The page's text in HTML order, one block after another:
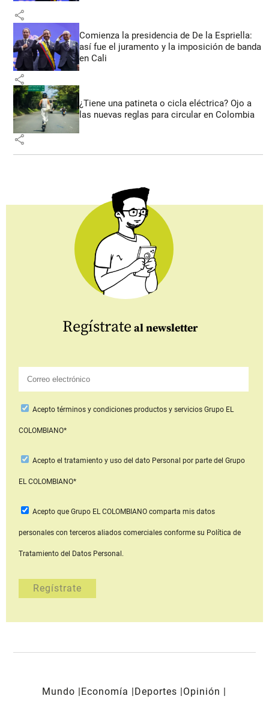
share
Comienza la presidencia de De la Espriella:
así fue el juramento y la imposición de banda
en Cali
share
¿Tiene una patineta o cicla eléctrica? Ojo a
las nuevas reglas para circular en Colombia
share
Regístrate al newsletter
Aceptotérminos y condiciones productos y serviciosGrupo EL
COLOMBIANO*
Acepto el tratamiento y uso del dato Personal por parte del Grupo
EL COLOMBIANO*
Acepto que Grupo EL COLOMBIANOcomparta mis datos
personales con terceros aliados comerciales conforme su Política de
Tratamiento del Datos Personal.
Mundo Economía Deportes
Opinión